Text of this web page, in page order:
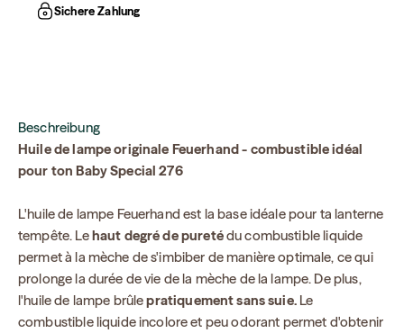
Sichere Zahlung
Beschreibung
Huile de lampe originale Feuerhand - combustible idéal
pour ton Baby Special 276
L'huile de lampe Feuerhand est la base idéale pour ta lanterne
tempête. Lehaut degré de puretédu combustible liquide
permet à la mèche de s'imbiber de manière optimale, ce qui
prolonge la durée de vie de la mèche de la lampe. De plus,
l'huile de lampe brûlepratiquement sans suie.Le
combustible liquide incolore et peu odorant permet d'obtenir